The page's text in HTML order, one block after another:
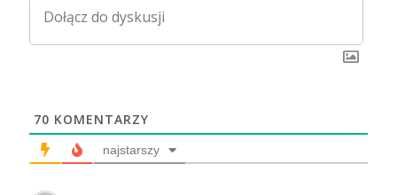
70 KOMENTARZY
najstarszy